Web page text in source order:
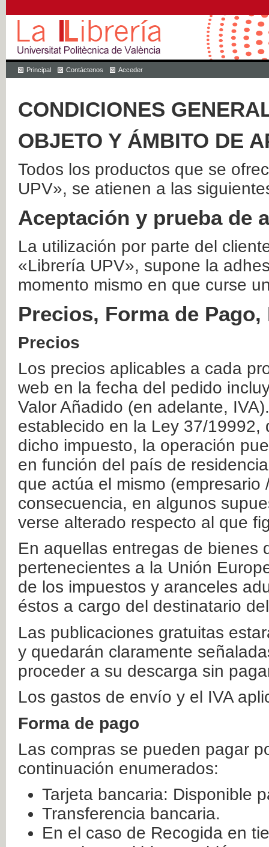
Principal Contáctenos Acceder
CONDICIONES
OBJETO Y ÁMBITO DE
Todos los productos que se
UPV», se atienen a las
Aceptación y prueba de
La utilización por parte del
«Librería UPV», supone la
momento mismo en que curse
Precios, Forma de
Precios
Los precios aplicables a cada
web en la fecha del pedido
Valor Añadido (en adelante,
establecido en la Ley 37/
dicho impuesto, la operación
en función del país de
que actúa el mismo
consecuencia, en algunos
verse alterado respecto al que
En aquellas entregas de bienes
pertenecientes a la Unión
de los impuestos y aranceles
éstos a cargo del destinatario
Las publicaciones gratuitas
y quedarán claramente
proceder a su descarga sin
Los gastos de envío y el IVA
Forma de pago
Las compras se pueden pagar
continuación enumerados:
Tarjeta bancaria: Disponible
Transferencia bancaria.
En el caso de Recogida en